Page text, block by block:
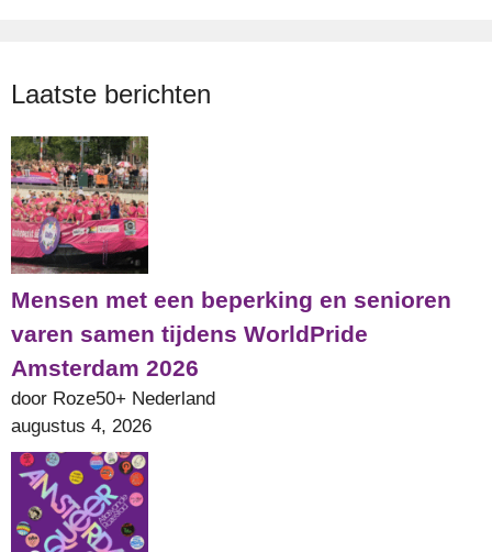
Laatste berichten
Mensen met een beperking en senioren
varen samen tijdens WorldPride
Amsterdam 2026
door Roze50+ Nederland
augustus 4, 2026